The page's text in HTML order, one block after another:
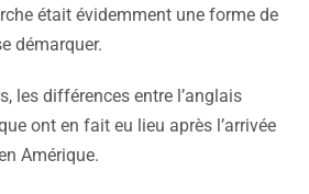
était évidemment une forme de
démarquer.
les différences entre l’anglais
ont en fait eu lieu après l’arrivée
Amérique.